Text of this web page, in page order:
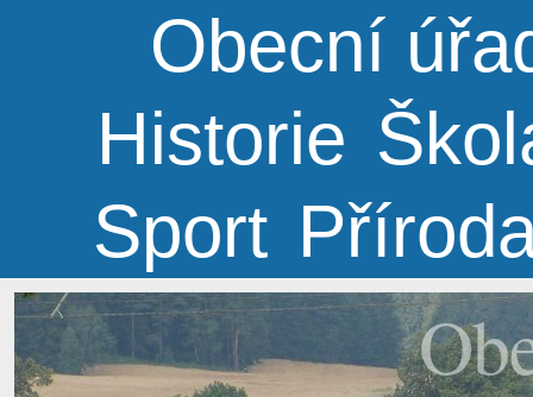
Obecní
Historie
Sport